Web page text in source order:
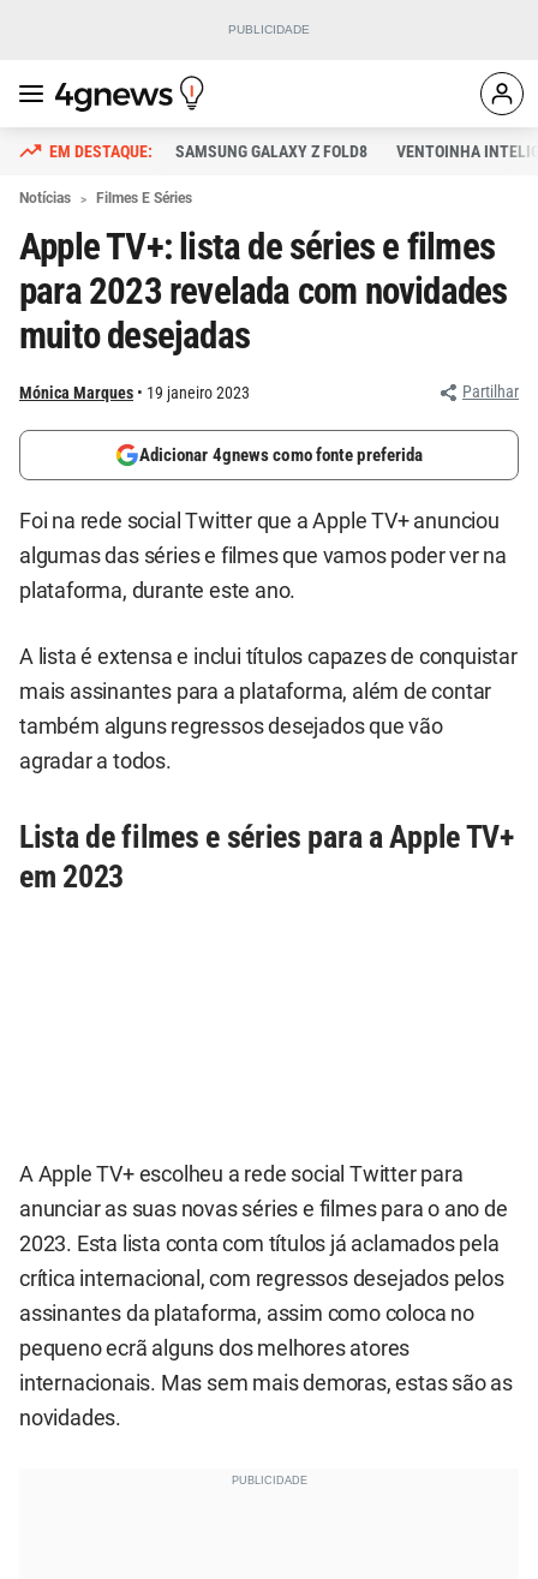
SAMSUNG GALAXY Z FOLD8 VENTOINHA
Notícias Filmes E Séries
Apple TV+: lista de séries e filmes
para 2023 revelada com novidades
muito desejadas
Mónica Marques 19 janeiro 2023 Partilhar
Adicionar 4gnews como fonte preferida
Foi na rede social Twitter que a Apple TV+ anunciou
algumas das séries e filmes que vamos poder ver na
plataforma, durante este ano.
A lista é extensa e inclui títulos capazes de conquistar
mais assinantes para a plataforma, além de contar
também alguns regressos desejados que vão
agradar a todos.
Lista de filmes e séries para a Apple TV+
em 2023
A Apple TV+ escolheu a rede social Twitter para
anunciar as suas novas séries e filmes para o ano de
2023. Esta lista conta com títulos já aclamados pela
crítica internacional, com regressos desejados pelos
assinantes da plataforma, assim como coloca no
pequeno ecrã alguns dos melhores atores
internacionais. Mas sem mais demoras, estas são as
novidades.